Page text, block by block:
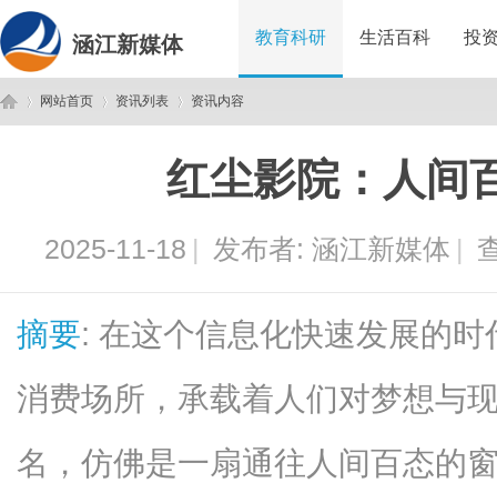
涵江新媒体 教育科研 生活百科 投
网站首页 资讯列表
›
资讯内容
红尘影院：人间
2025-11-18 | 发布者: 涵江新媒体 |
摘要: 在这个信息化快速发展的
消费场所，承载着人们对梦想与
名，仿佛是一扇通往人间百态的